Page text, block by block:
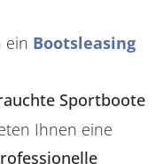
ein Bootsleasing
Sportboote
Ihnen eine